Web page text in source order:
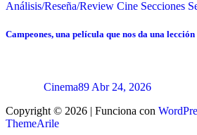
Análisis/Reseña/Review Cine Secciones
Campeones, una película que nos da una
Cinema89 Abr 24, 2026
Copyright © 2026 | Funciona con
ThemeArile